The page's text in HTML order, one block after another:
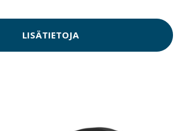
LISÄTIETOJA